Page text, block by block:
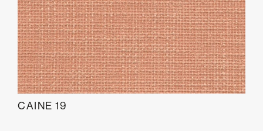
CAINE 19